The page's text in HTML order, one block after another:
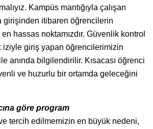
Kampüs mantığıyla çalışan
girişinden itibaren öğrencilerin
hassas noktamızdır. Güvenlik kontrol
iziyle giriş yapan öğrencilerimizin
anında bilgilendirilir. Kısacası öğrenci
ve huzurlu bir ortamda geleceğini
göre program
ve tercih edilmemizin en büyük nedeni,